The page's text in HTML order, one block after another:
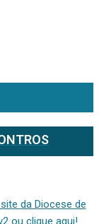
da Diocese de
ou clique aqui!